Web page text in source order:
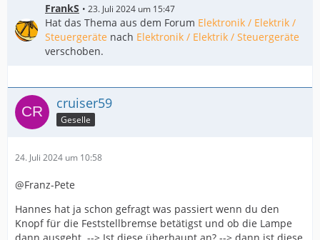
FrankS 23. Juli 2024 um 15:47
Hat das Thema aus dem Forum Elektronik / Elektrik /
Steuergeräte nach Elektronik / Elektrik / Steuergeräte
verschoben.
cruiser59
Geselle
24. Juli 2024 um 10:58
@Franz-Pete
Hannes hat ja schon gefragt was passiert wenn du den
Knopf für die Feststellbremse betätigst und ob die Lampe